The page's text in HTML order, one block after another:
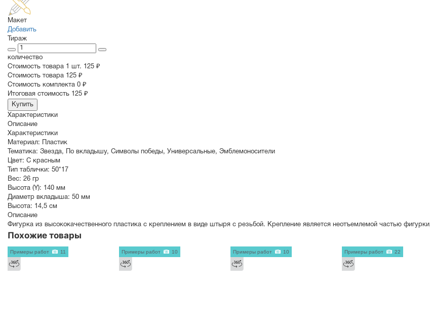
Макет
Добавить
Тираж
количество
Стоимость товара 1 шт. 125 ₽
Cтоимость товара 125 ₽
Стоимость комплекта 0 ₽
Итоговая стоимость 125 ₽
Купить
Характеристики
Описание
Характеристики
Материал: Пластик
Тематика: Звезда, По вкладышу, Символы победы, Универсальные, Эмблемоносители
Цвет: С красным
Тип таблички: 50*17
Вес: 26 гр
Высота (Y): 140 мм
Диаметр вкладыша: 50 мм
Высота: 14,5 см
Описание
Фигурка из высококачественного пластика с креплением в виде штыря с резьбой. Крепление является неотъемлемой частью
Похожие товары
Примеры работ 11 Примеры работ 10 Примеры работ 10 Примеры работ 22